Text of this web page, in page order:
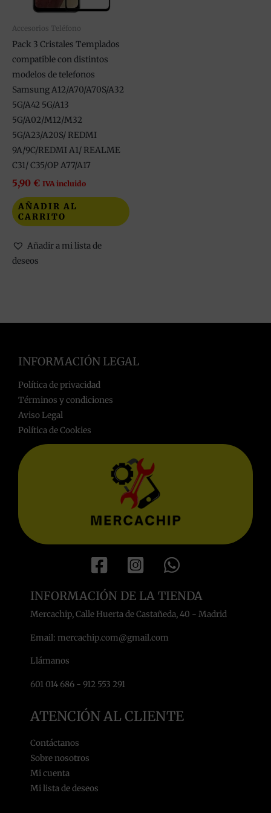
Accesorios Teléfono
Pack 3 Cristales Templados
compatible con distintos
modelos de telefonos
Samsung A12/A70/A70S/A32
5G/A42 5G/A13
5G/A02/M12/M32
5G/A23/A20S/ REDMI
9A/9C/REDMI A1/ REALME
C31/ C35/OP A77/A17
5,90 € IVA incluido
AÑADIR AL
CARRITO
Añadir a mi lista de
deseos
INFORMACIÓN LEGAL
Política de privacidad
Términos y condiciones
Aviso Legal
Política de Cookies
INFORMACIÓN DE LA TIENDA
Mercachip, Calle Huerta de Castañeda, 40 - Madrid
Email: mercachip.com@gmail.com
Llámanos
601 014 686 - 912 553 291
ATENCIÓN AL CLIENTE
Contáctanos
Sobre nosotros
Mi cuenta
Mi lista de deseos